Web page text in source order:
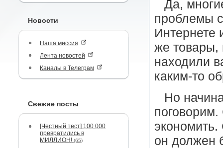
Новости
Наша миссия
Лента новостей
Каналы в Телеграм
Свежие посты
[Честный тест] 100 000
превратились в
МИЛЛИОН! (65)
Да,
проблемы
Интернете
же товары,
находили
каким-то
Но
экономить.
он должен